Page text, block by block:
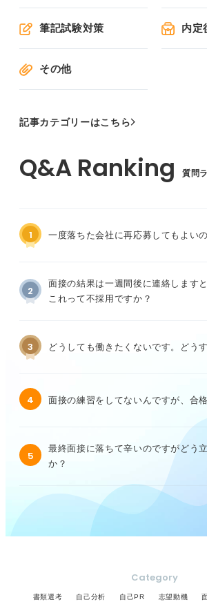
筆記試験対策 内定
その他
記事カテゴリーはこちら
質問
1 一度落ちた会社に再応募してもよい
2
面接の結果は一週間後に連絡します
これって不採用ですか？
3 どうしても働きたくないです。どう
4 面接の練習をしてないんですが、合
5
最終面接に落ちて辛いのですがどう
か？
Category
書類選考 自己分析 自己PR 志望動機